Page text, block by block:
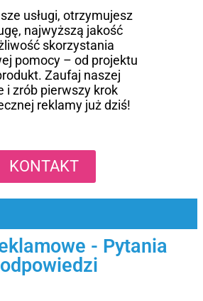
usługi, otrzymujesz
najwyższą jakość
skorzystania
pomocy – od projektu
Zaufaj naszej
i zrób pierwszy krok
reklamy już dziś!
KONTAKT
- Pytania